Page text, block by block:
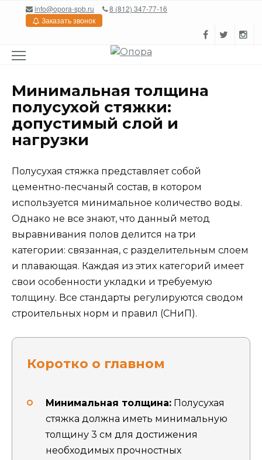
Перейтиinfo@opora-spb.ru
8 (812) 347-77-16
Заказать звонок
Минимальная толщина
полусухой стяжки:
допустимый слой и
нагрузки
Полусухая стяжка представляет собой
цементно-песчаный состав, в котором
используется минимальное количество воды.
Однако не все знают, что данный метод
выравнивания полов делится на три
категории: связанная, с разделительным слоем
и плавающая. Каждая из этих категорий имеет
свои особенности укладки и требуемую
толщину. Все стандарты регулируются сводом
строительных норм и правил (СНиП).
Коротко о главном
Минимальная толщина: Полусухая
стяжка должна иметь минимальную
толщину 3 см для достижения
необходимых прочностных